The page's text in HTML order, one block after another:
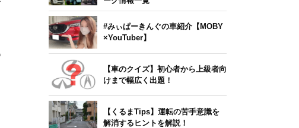
#みぃぱーきんぐの車紹介【MOBY
×YouTuber】
【車のクイズ】初心者から上級者向
けまで幅広く出題！
【くるまTips】運転の苦手意識を
解消するヒントを解説！